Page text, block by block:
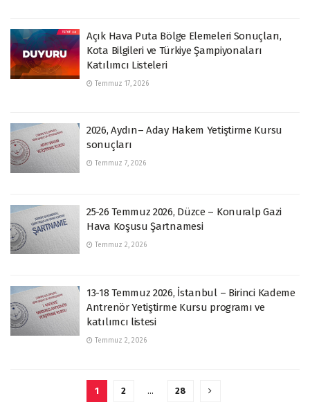
Açık Hava Puta Bölge Elemeleri Sonuçları,
Kota Bilgileri ve Türkiye Şampiyonaları
Katılımcı Listeleri
Temmuz 17, 2026
2026, Aydın– Aday Hakem Yetiştirme Kursu
sonuçları
Temmuz 7, 2026
25-26 Temmuz 2026, Düzce – Konuralp Gazi
Hava Koşusu Şartnamesi
Temmuz 2, 2026
13-18 Temmuz 2026, İstanbul – Birinci Kademe
Antrenör Yetiştirme Kursu programı ve
katılımcı listesi
Temmuz 2, 2026
1 2 … 28